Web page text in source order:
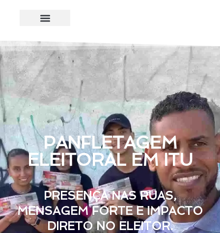
PANFLETAGEM
ELEITORAL EM ITU
PRESENÇA NAS RUAS,
MENSAGEM FORTE E IMPACTO
DIRETO NO ELEITOR.